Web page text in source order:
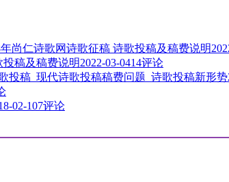
年尚仁诗歌网诗歌征稿 诗歌投稿及稿费说明
投稿及稿费说明2022-03-0414评论
投稿_现代诗歌投稿稿费问题_诗歌投稿新形势
02-107评论